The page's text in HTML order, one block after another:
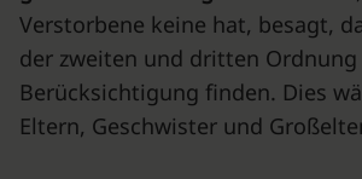
Verstorbene keine hat, besagt,
der zweiten und dritten Ordnung
Berücksichtigung finden. Dies
Eltern, Geschwister und